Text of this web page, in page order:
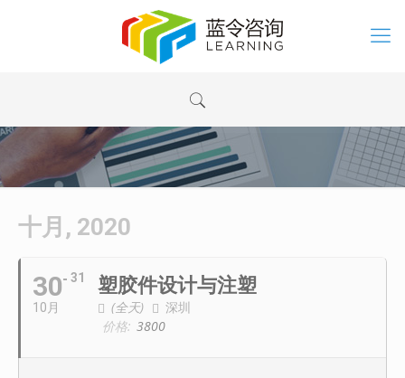
十月, 2020
30
10月
31 塑胶件设计与注塑
(全天)
深圳
价格: 3800